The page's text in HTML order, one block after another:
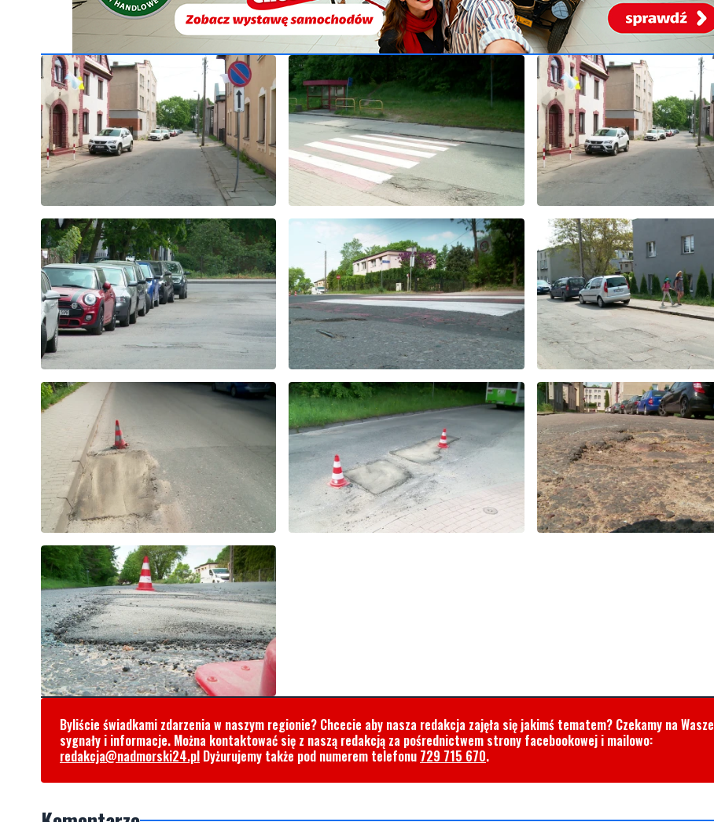
Byliście świadkami zdarzenia w naszym regionie? Chcecie aby nasza redakcja zajęła się jakimś tematem? Czekamy na Wasze
sygnały i informacje. Można kontaktować się z naszą redakcją za pośrednictwem strony facebookowej i mailowo:
redakcja@nadmorski24.pl Dyżurujemy także pod numerem telefonu 729 715 670.